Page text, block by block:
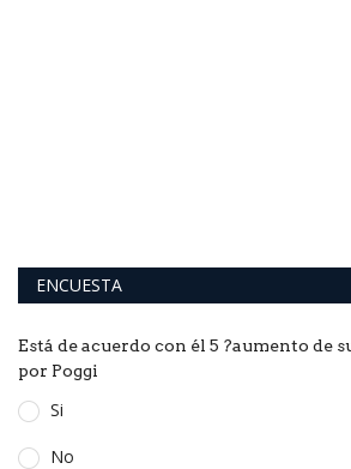
ENCUESTA
Está de acuerdo con él 5 ?aumento de
por Poggi
Si
No